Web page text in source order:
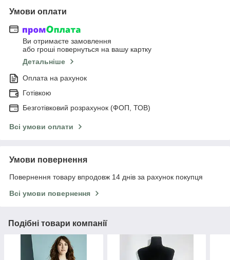
Умови оплати
Ви отримаєте замовлення
або гроші повернуться на вашу картку
Детальніше
Оплата на рахунок
Готівкою
Безготівковий розрахунок (ФОП, ТОВ)
Всі умови оплати
Умови повернення
Повернення товару впродовж 14 днів за рахунок покупця
Всі умови повернення
Подібні товари компанії